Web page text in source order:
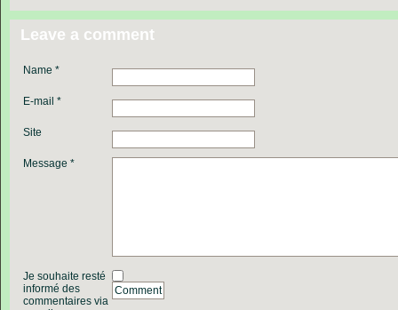
Leave a comment
Name *
E-mail *
Site
Message *
Je souhaite resté
informé des
commentaires via
Comment